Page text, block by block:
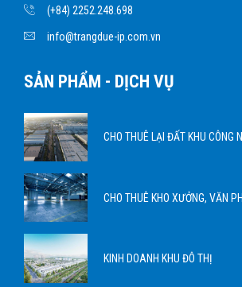
(+84) 2252.248.698
info@trangdue-ip.com.vn
SẢN PHẨM - DỊCH VỤ
CHO THUÊ LẠI ĐẤT KHU CÔNG
CHO THUÊ KHO XƯỞNG, VĂN
KINH DOANH KHU ĐÔ THỊ